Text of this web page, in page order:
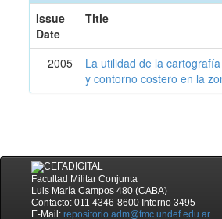
Issue
Date
Title
2005
La utilidad de la
y contorno costero en la
Facultad Militar Conjunta
Luis María Campos 480 (CABA)
Contacto: 011 4346-8600 Interno 3495
E-Mail: repositorio.adm@fmc.undef.edu.ar